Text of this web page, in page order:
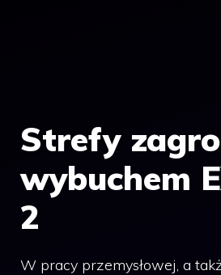
Strefy
wybuchem
2
W pracy przemysłowej, a